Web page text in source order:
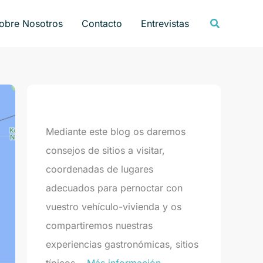
Nosotros Contacto Entrevistas Buscar
Mediante este blog os daremos
consejos de sitios a visitar,
coordenadas de lugares
adecuados para pernoctar con
vuestro vehículo-vivienda y os
compartiremos nuestras
experiencias gastronómicas, sitios